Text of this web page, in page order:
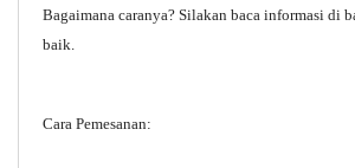
Bagaimana caranya? Silakan baca informasi di
baik.
Cara Pemesanan: